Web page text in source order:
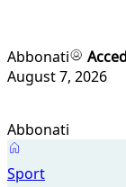
Abbonati
August 7, 2026
Abbonati
Sport